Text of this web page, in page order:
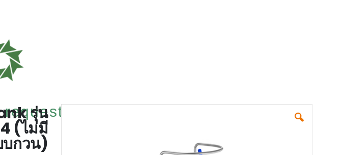
is being verified...
Skip
รุ่น
(ไม่มี
บกวน)